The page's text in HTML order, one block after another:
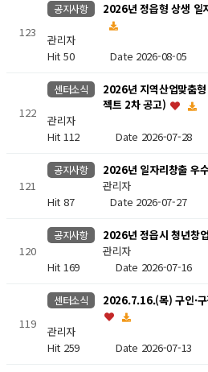
123
공지사항 2026년 정읍형 상생 일
관리자
Hit 50Date 2026-08-05
122
센터소식
2026년 지역산업맞춤
젝트 2차 공고)
관리자
Hit 112Date 2026-07-28
121
공지사항
2026년 일자리창출 우
관리자
Hit 87Date 2026-07-27
120
공지사항
2026년 정읍시 청년창
관리자
Hit 169Date 2026-07-16
119
센터소식 2026.7.16.(목) 구인·
관리자
Hit 259Date 2026-07-13